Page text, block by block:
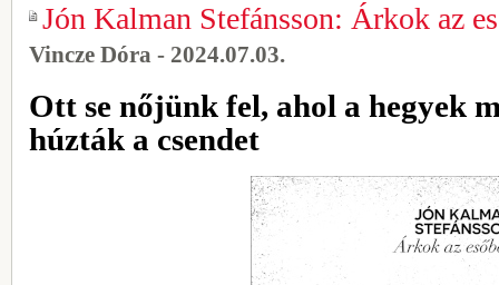
Jón Kalman Stefánsson: Árkok az
Vincze Dóra - 2024.07.03.
Ott se nőjünk fel, ahol a hegyek
húzták a csendet